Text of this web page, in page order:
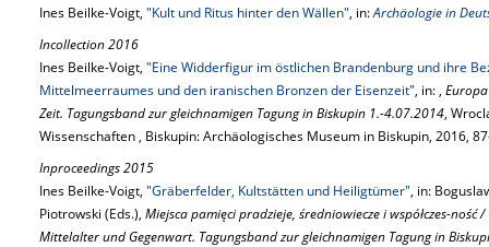
Ines Beilke-Voigt, "Kult und Ritus hinter den Wällen", in:Archäologie in
Incollection 2016
Ines Beilke-Voigt, "Eine Widderfigur im östlichen Brandenburg und ihre
Mittelmeerraumes und den iranischen Bronzen der Eisenzeit", in: ,
Zeit. Tagungsband zur gleichnamigen Tagung in Biskupin 1.-4.07.2014,
Wissenschaften , Biskupin: Archäologisches Museum in Biskupin, 2016,
Inproceedings 2015
Ines Beilke-Voigt, "Gräberfelder, Kultstätten und Heiligtümer", in:
Piotrowski (Eds.), Miejsca pamięci pradzieje, średniowiecze i współczes-ność
Mittelalter und Gegenwart. Tagungsband zur gleichnamigen Tagung in